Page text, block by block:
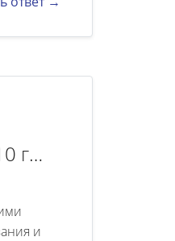
г
и